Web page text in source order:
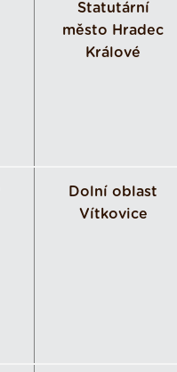
Statutární
město Hradec
Králové
Dolní oblast
Vítkovice